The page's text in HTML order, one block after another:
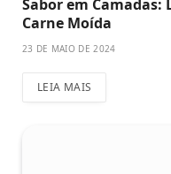
Sabor em
Carne Moída
23 DE MAIO DE 2024
LEIA MAIS